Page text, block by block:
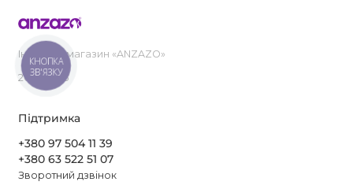
Інтернет-магазин «ANZAZO»
2019-2026
Підтримка
+380 97 504 11 39
+380 63 522 51 07
Зворотний дзвінок
КНОПКА
ЗВ'ЯЗКУ